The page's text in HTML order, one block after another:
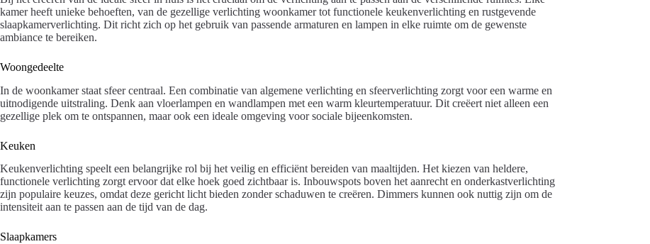
kamer heeft unieke behoeften, van de gezellige verlichting woonkamer tot functionele keukenverlichting en rustgevende
slaapkamerverlichting. Dit richt zich op het gebruik van passende armaturen en lampen in elke ruimte om de gewenste
ambiance te bereiken.
Woongedeelte
In de woonkamer staat sfeer centraal. Een combinatie van algemene verlichting en sfeerverlichting zorgt voor een warme en
uitnodigende uitstraling. Denk aan vloerlampen en wandlampen met een warm kleurtemperatuur. Dit creëert niet alleen een
gezellige plek om te ontspannen, maar ook een ideale omgeving voor sociale bijeenkomsten.
Keuken
Keukenverlichting speelt een belangrijke rol bij het veilig en efficiënt bereiden van maaltijden. Het kiezen van heldere,
functionele verlichting zorgt ervoor dat elke hoek goed zichtbaar is. Inbouwspots boven het aanrecht en onderkastverlichting
zijn populaire keuzes, omdat deze gericht licht bieden zonder schaduwen te creëren. Dimmers kunnen ook nuttig zijn om de
intensiteit aan te passen aan de tijd van de dag.
Slaapkamers